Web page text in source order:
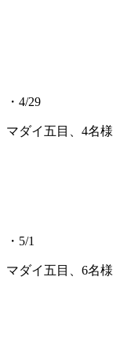
・4/29
マダイ五目、4名様
・5/1
マダイ五目、6名様